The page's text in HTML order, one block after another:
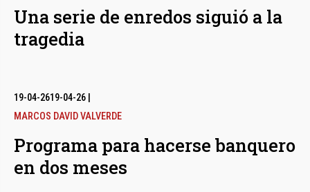
Una serie de enredos siguió a la
tragedia
19-04-2619-04-26
MARCOS DAVID VALVERDE
Programa para hacerse banquero
en dos meses